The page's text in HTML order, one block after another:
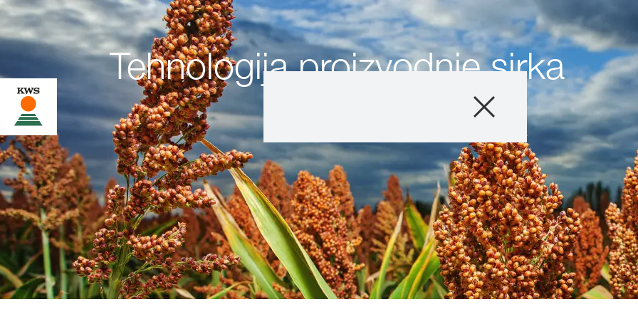
Proizvodi
Agro saveti
Priče i događaji
Digitalne usluge
O nama
Tehnologija proizvodnje sirka